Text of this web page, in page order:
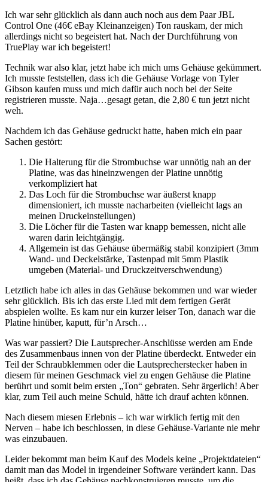
Ich war sehr glücklich als dann auch noch aus dem Paar JBL
Control One (46€ eBay Kleinanzeigen) Ton rauskam, der mich
allerdings nicht so begeistert hat. Nach der Durchführung von
TruePlay war ich begeistert!
Technik war also klar, jetzt habe ich mich ums Gehäuse gekümmert.
Ich musste feststellen, dass ich die Gehäuse Vorlage von Tyler
Gibson kaufen muss und mich dafür auch noch bei der Seite
registrieren musste. Naja…gesagt getan, die 2,80 € tun jetzt nicht
weh.
Nachdem ich das Gehäuse gedruckt hatte, haben mich ein paar
Sachen gestört:
Die Halterung für die Strombuchse war unnötig nah an der
Platine, was das hineinzwengen der Platine unnötig
verkompliziert hat
Das Loch für die Strombuchse war äußerst knapp
dimensioniert, ich musste nacharbeiten (vielleicht lags an
meinen Druckeinstellungen)
Die Löcher für die Tasten war knapp bemessen, nicht alle
waren darin leichtgängig.
Allgemein ist das Gehäuse übermäßig stabil konzipiert (3mm
Wand- und Deckelstärke, Tastenpad mit 5mm Plastik
umgeben (Material- und Druckzeitverschwendung)
Letztlich habe ich alles in das Gehäuse bekommen und war wieder
sehr glücklich. Bis ich das erste Lied mit dem fertigen Gerät
abspielen wollte. Es kam nur ein kurzer leiser Ton, danach war die
Platine hinüber, kaputt, für’n Arsch…
Was war passiert? Die Lautsprecher-Anschlüsse werden am Ende
des Zusammenbaus innen von der Platine überdeckt. Entweder ein
Teil der Schraubklemmen oder die Lautsprecherstecker haben in
diesem für meinen Geschmack viel zu engen Gehäuse die Platine
berührt und somit beim ersten „Ton“ gebraten. Sehr ärgerlich! Aber
klar, zum Teil auch meine Schuld, hätte ich drauf achten können.
Nach diesem miesen Erlebnis – ich war wirklich fertig mit den
Nerven – habe ich beschlossen, in diese Gehäuse-Variante nie mehr
was einzubauen.
Leider bekommt man beim Kauf des Models keine „Projektdateien“
damit man das Model in irgendeiner Software verändert kann. Das